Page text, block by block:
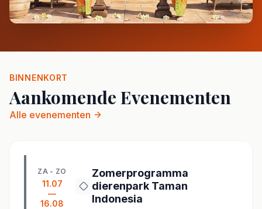
BINNENKORT
Aankomende Evenementen
Alle evenementen
ZA - ZO
11.07
—
16.08
Zomerprogramma
dierenpark Taman
Indonesia